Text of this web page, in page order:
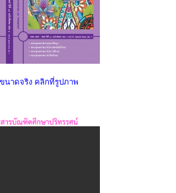
บัณฑิตศึกษาปริทรรศน์ ปีที่ ๑๔ ฉบับที่ ๒ พ.ค. – ส.ค.
ณฑิตศึกษาปริทรรศน์ ปีที่ ๑๔ ฉบับที่ ๑ ม.ค. – เม.ย.
นาดจริง คลิกที่รูปภาพ